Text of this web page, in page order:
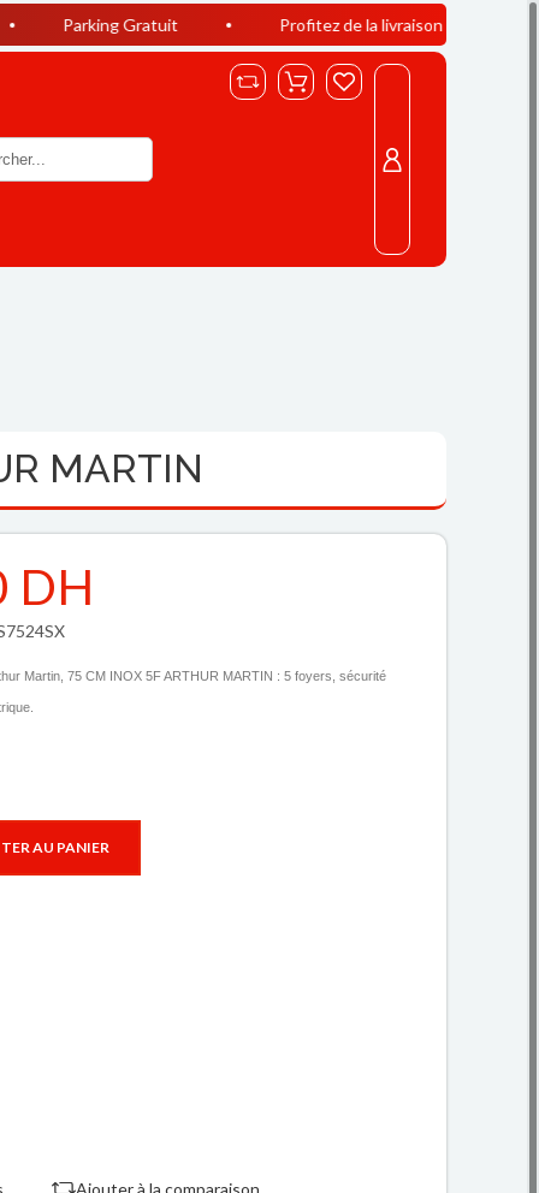
Gratuit Profitez de la livraison offerte à Casablanca dès
MARTIN
DH
Martin, 75 CM INOX 5F ARTHUR MARTIN : 5 foyers, sécurité
AU PANIER
Ajouter à la comparaison